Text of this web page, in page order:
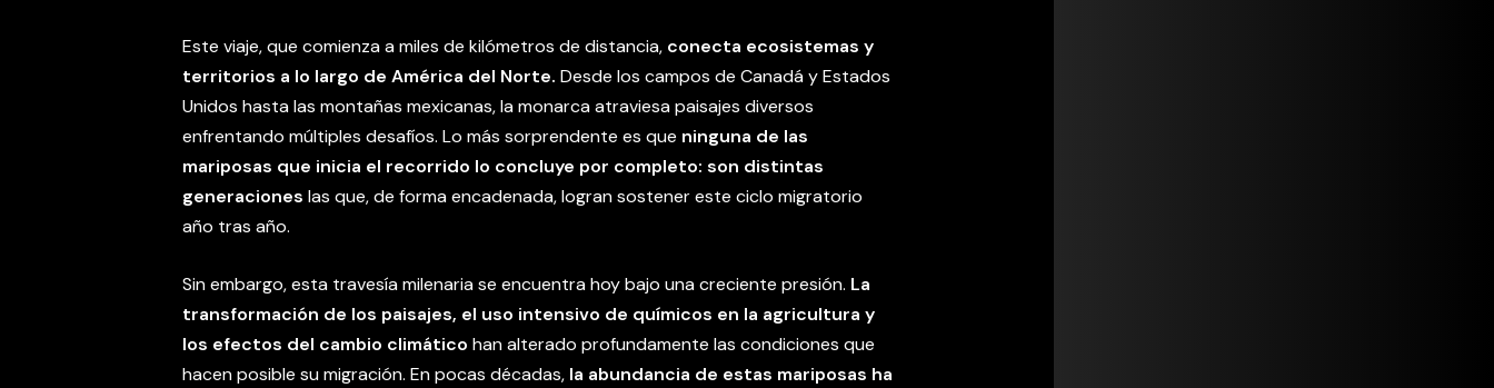
Este viaje, que comienza a miles de kilómetros de distancia, conecta ecosistemas y
territorios a lo largo de América del Norte. Desde los campos de Canadá y Estados
Unidos hasta las montañas mexicanas, la monarca atraviesa paisajes diversos
enfrentando múltiples desafíos. Lo más sorprendente es que ninguna de las
mariposas que inicia el recorrido lo concluye por completo: son distintas
generaciones las que, de forma encadenada, logran sostener este ciclo migratorio
año tras año.
Sin embargo, esta travesía milenaria se encuentra hoy bajo una creciente presión. La
transformación de los paisajes, el uso intensivo de químicos en la agricultura y
los efectos del cambio climático han alterado profundamente las condiciones que
hacen posible su migración. En pocas décadas, la abundancia de estas mariposas ha